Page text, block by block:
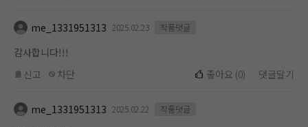
me_1331951313 2025.02.23 작품댓글
감사합니다!!!
신고
차단 좋아요 (0) 댓글달기
me_1331951313 2025.02.22 작품댓글